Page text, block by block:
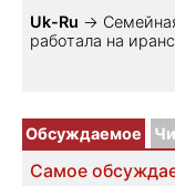
Uk-Ru →
работала на
Обсуждаемое
Самое